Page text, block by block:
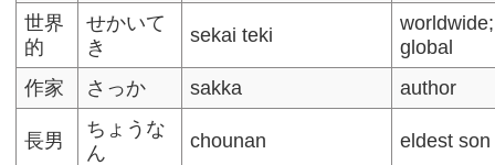
世界
的
せかいて
き
sekai teki
worldwide;
global
作家
さっか sakka author
長男
ちょうな
ん
chounan eldest son